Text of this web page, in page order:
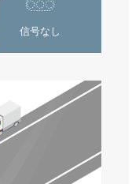
信号なし